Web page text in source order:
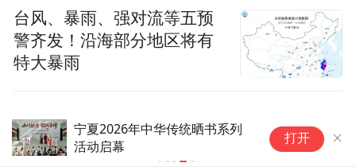
打开
台风、暴雨、强对流等五预
警齐发！沿海部分地区将有
特大暴雨